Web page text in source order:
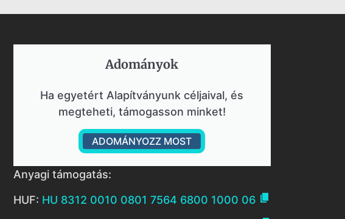
Adományok​
Ha egyetért Alapítványunk céljaival, és
megteheti, támogasson minket!
ADOMÁNYOZZ MOST
Anyagi támogatás:
HUF: HU 8312 0010 0801 7564 6800 1000 06 